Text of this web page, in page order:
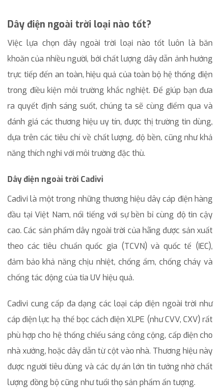
Dây điện ngoài trời loại nào tốt?
Việc lựa chọn dây ngoài trời loại nào tốt luôn là băn
khoăn của nhiều người, bởi chất lượng dây dẫn ảnh hưởng
trực tiếp đến an toàn, hiệu quả của toàn bộ hệ thống điện
trong điều kiện môi trường khắc nghiệt. Để giúp bạn đưa
ra quyết định sáng suốt, chúng ta sẽ cùng điểm qua và
đánh giá các thương hiệu uy tín, được thị trường tin dùng,
dựa trên các tiêu chí về chất lượng, độ bền, cũng như khả
năng thích nghi với môi trường đặc thù.
Dây điện ngoài trời Cadivi
Cadivi là một trong những thương hiệu dây cáp điện hàng
đầu tại Việt Nam, nổi tiếng với sự bền bỉ cùng độ tin cậy
cao. Các sản phẩm dây ngoài trời của hãng được sản xuất
theo các tiêu chuẩn quốc gia (TCVN) và quốc tế (IEC),
đảm bảo khả năng chịu nhiệt, chống ẩm, chống cháy và
chống tác động của tia UV hiệu quả.
Cadivi cung cấp đa dạng các loại cáp điện ngoài trời như
cáp điện lực hạ thế bọc cách điện XLPE (như CVV, CXV) rất
phù hợp cho hệ thống chiếu sáng công cộng, cấp điện cho
nhà xưởng, hoặc dây dẫn từ cột vào nhà. Thương hiệu này
được người tiêu dùng và các dự án lớn tin tưởng nhờ chất
lượng đồng bộ cũng như tuổi thọ sản phẩm ấn tượng.